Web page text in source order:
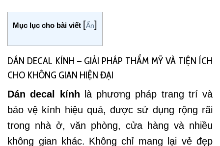
Mục lục cho bài viết [Ẩn]
DÁN DECAL KÍNH – GIẢI PHÁP THẨM MỸ VÀ TIỆN ÍCH
CHO KHÔNG GIAN HIỆN ĐẠI
Dán decal kính là phương pháp trang trí và
bảo vệ kính hiệu quả, được sử dụng rộng rãi
trong nhà ở, văn phòng, cửa hàng và nhiều
không gian khác. Không chỉ mang lại vẻ đẹp